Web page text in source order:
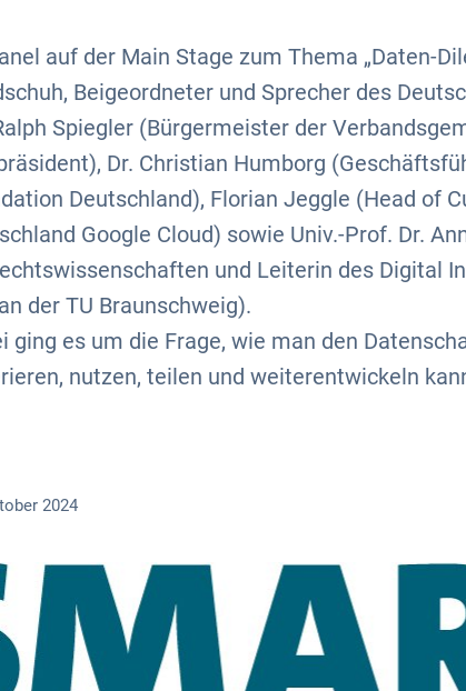
auf der Main Stage zum Thema „Daten-
Beigeordneter und Sprecher des
Spiegler (Bürgermeister der
Dr. Christian Humborg
Deutschland), Florian Jeggle (Head of
Google Cloud) sowie Univ.-Prof. Dr.
und Leiterin des Digital
der TU Braunschweig).
ging es um die Frage, wie man den
nutzen, teilen und weiterentwickeln
2024